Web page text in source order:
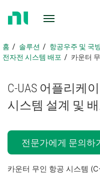
지
로
홈 솔루션 항공우주 및 국
전자전 시스템 배포
카운터
C-UAS 어플리케
시스템 설계 및
전문가에게 문의하
카운터 무인 항공 시스템